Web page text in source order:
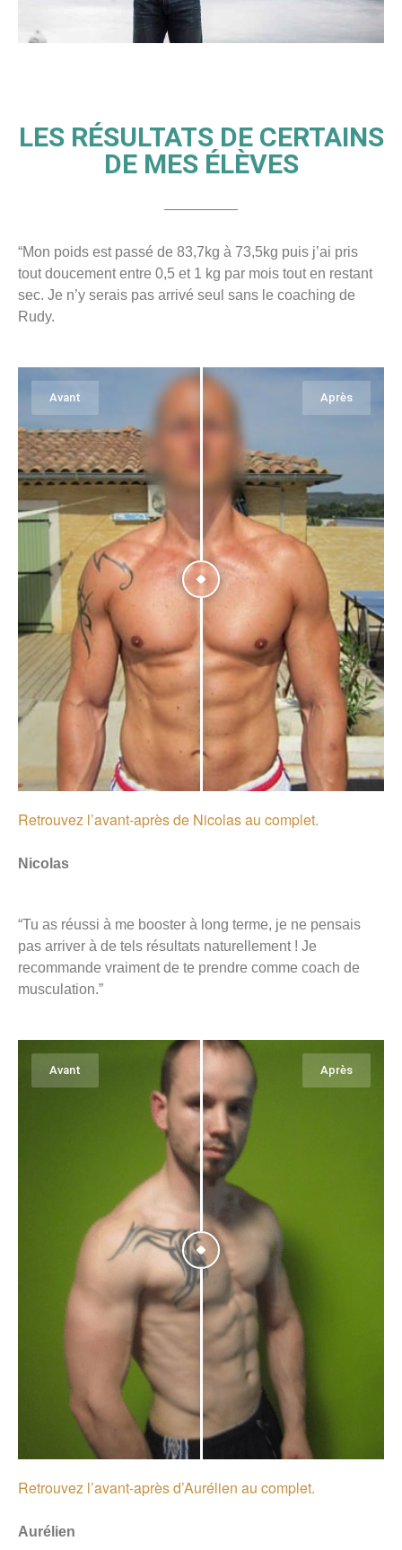
LES RÉSULTATS DE CERTAINS
DE MES ÉLÈVES
“Mon poids est passé de 83,7kg à 73,5kg puis j’ai pris
tout doucement entre 0,5 et 1 kg par mois tout en restant
sec. Je n’y serais pas arrivé seul sans le coaching de
Rudy.
Avant Après
Retrouvez l’avant-après de Nicolas au complet.
Nicolas
“Tu as réussi à me booster à long terme, je ne pensais
pas arriver à de tels résultats naturellement ! Je
recommande vraiment de te prendre comme coach de
musculation.”
Avant Après
Retrouvez l’avant-après d’Aurélien au complet.
Aurélien